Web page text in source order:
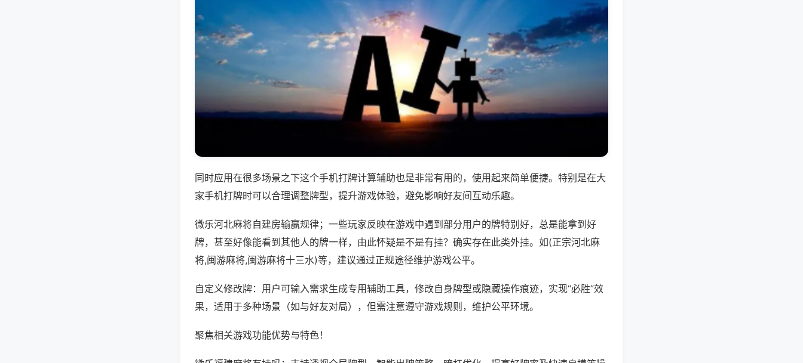
同时应用在很多场景之下这个手机打牌计算辅助也是非常有用的，使用起来简单便捷。特别是在大
家手机打牌时可以合理调整牌型，提升游戏体验，避免影响好友间互动乐趣。
微乐河北麻将自建房输赢规律；一些玩家反映在游戏中遇到部分用户的牌特别好，总是能拿到好
牌，甚至好像能看到其他人的牌一样，由此怀疑是不是有挂？确实存在此类外挂。如(正宗河北麻
将,闽游麻将,闽游麻将十三水)等，建议通过正规途径维护游戏公平。
自定义修改牌：用户可输入需求生成专用辅助工具，修改自身牌型或隐藏操作痕迹，实现“必胜”效
果，适用于多种场景（如与好友对局），但需注意遵守游戏规则，维护公平环境。
聚焦相关游戏功能优势与特色！